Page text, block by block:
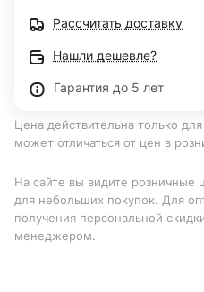
Рассчитать доставку
Нашли дешевле?
Гарантия до 5 лет
Цена действительна только
может отличаться от цен в
На сайте вы видите
для небольших покупок. Для
получения персональной
менеджером.